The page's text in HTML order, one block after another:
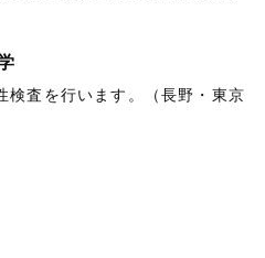
検査を行います。（長野・東京